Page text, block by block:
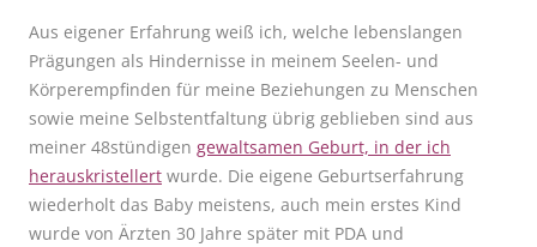
Aus eigener Erfahrung weiß ich, welche lebenslangen
Prägungen als Hindernisse in meinem Seelen- und
Körperempfinden für meine Beziehungen zu Menschen
sowie meine Selbstentfaltung übrig geblieben sind aus
meiner 48stündigen gewaltsamen Geburt, in der ich
herauskristellert wurde. Die eigene Geburtserfahrung
wiederholt das Baby meistens, auch mein erstes Kind
wurde von Ärzten 30 Jahre später mit PDA und